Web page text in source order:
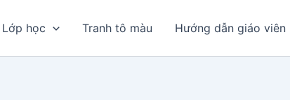
Lớp học Tranh tô màu Hướng dẫn giáo viên